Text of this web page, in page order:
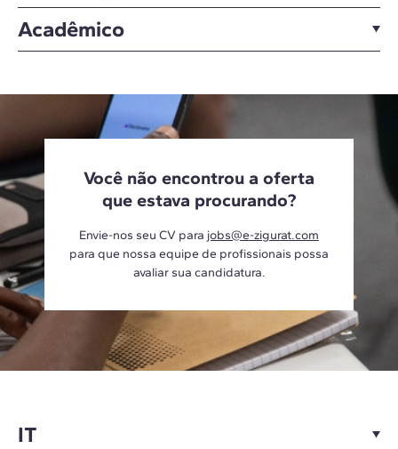
Acadêmico
Você não encontrou a oferta
que estava procurando?
Envie-nos seu CV para jobs@e-zigurat.com
para que nossa equipe de profissionais possa
avaliar sua candidatura.
IT